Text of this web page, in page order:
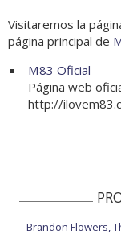
Visitaremos la
página principal de
M83 Oficial
Página web
http://
Brandon Flowers,